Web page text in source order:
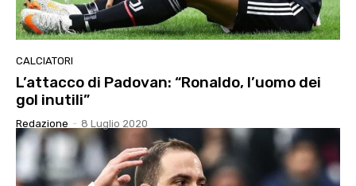
CALCIATORI
L’attacco di Padovan: “Ronaldo, l’uomo dei
gol inutili”
Redazione - 8 Luglio 2020